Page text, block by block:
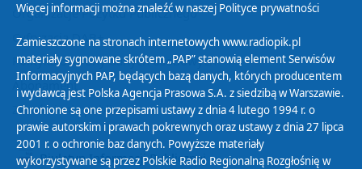
Organizacje Pożytku Publicznego
Cyfryzacja DAB+
Polityka ochrony danych osobowych
Abonament
Zamówienia publiczne
Biuletyn Informacji Publicznej
Więcej informacji można znaleźć w naszej Polityce prywatności
Zamieszczone na stronach internetowych www.radiopik.pl
materiały sygnowane skrótem „PAP” stanowią element Serwisów
Informacyjnych PAP, będących bazą danych, których producentem
i wydawcą jest Polska Agencja Prasowa S.A. z siedzibą w Warszawie.
Chronione są one przepisami ustawy z dnia 4 lutego 1994 r. o
prawie autorskim i prawach pokrewnych oraz ustawy z dnia 27 lipca
2001 r. o ochronie baz danych. Powyższe materiały
wykorzystywane są przez Polskie Radio Regionalną Rozgłośnię w